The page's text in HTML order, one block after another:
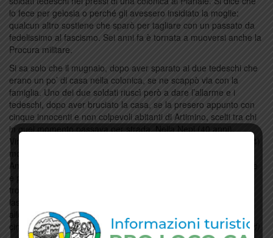
lo fece per gelosia o perché gli avessero insidiato la moglie:
qualcun altro sostiene che sparò per tagliare con un passato da
fedelissimo al fascismo. Sei anni fa è tornata a muoversi anche la
Procura militare.
Si sa solo che il mugnaio, dopo aver sparato ai due tedeschi che
erano un po’ di casa nella colonica, se ne scappò via con la
famiglia. Uno dei due soldati riuscì però a dare l’allarme e i
tedeschi, dopo aver bruciato la casa, se la presero appunto con
cinque innocenti e non colpevoli abitanti di Artimino, scelti tra chi
in quel momento passava per strada. Nella Nepi (40 anni),
Vincenzo del Conte (56), Olinto Fontani (64) e Zelinda Vangi (44)
morirono così, stretti ad un muro sotto le raffiche dei militari.
Annita Del Conte riuscì a fuggire prima che iniziassero a sparare
e per pareggiare i conti i tedeschi se la presero con il primo che
trovarono, il sessantaseienne Samuele Nepi. I corpi vennero
lasciati sul luogo dell’esecuzione mentre i tedeschi si
allontanarono rapidamente dal paesino. Una sesta persona, il
cinquantenne Azelio Luzzi, solo ferito, morì dieci giorni dopo.(wf)